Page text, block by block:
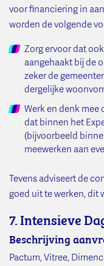
voor financiering in
worden de volgende
Zorg ervoor dat
aangehaakt bij de
zeker de
dergelijke
Werk en denk mee
dat binnen het
(bijvoorbeeld
meewerken aan
Tevens adviseert de
goed uit te werken, dit
7. Intensieve
Beschrijving
Pactum, Vitree,